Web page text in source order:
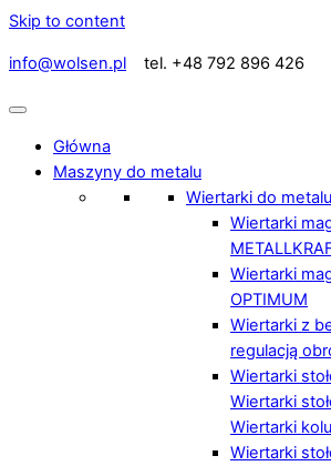
Skip to content
info@wolsen.pl tel. +48 792 896 426
Główna
Maszyny do metalu
Wiertarki do metalu
Wiertarki
Wiertarki
OPTIMUM
Wiertarki z
regulacją
Wiertarki
Wiertarki
Wiertarki
Wiertarki